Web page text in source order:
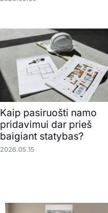
Kaip pasiruošti namo
pridavimui dar prieš
baigiant statybas?
2026.05.15